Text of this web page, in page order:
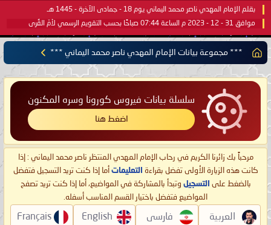
بقلم الإمام المهدي ناصر محمد اليماني يوم 18 - جمادى الآخرة - 1445 هـ
موافق 31 - 12 - 2023 م الساعة 07:44 صباحًا بحسب التقويم الرسمي لأمّ القُرى
*** مجموعة بيانات الإمام المهدي ناصر محمد اليماني ***
سلسلة بيانات فيروس كورونا وسره المكنون
اضغط هنا
مرحباً بك زائرنا الكريم في رحاب الإمام المهدي المنتظر ناصر محمد اليماني : إذا
كانت هذه الزيارة الأولى تفضل بقراءة التعليمات أما إذا كنت تريد التسجيل فتفضل
بالضغط على التسجيل وتبدأ بالمشاركة في المواضيع، أما إذا كنت تريد تصفح
المواضيع فتفضل باختيار القسم المناسب أسفله.
العربية فارسی English
Français